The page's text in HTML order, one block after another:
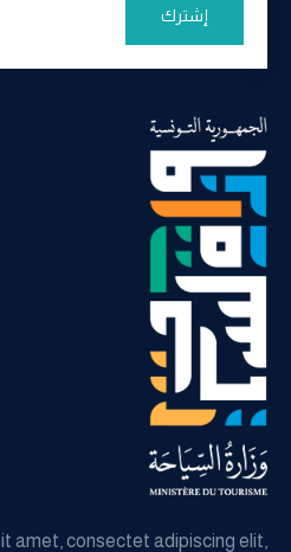
إشترك
amet, consectet adipiscing elit,